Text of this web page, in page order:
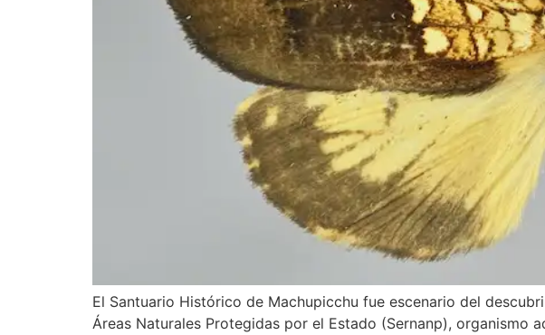
El Santuario Histórico de Machupicchu fue escenario del
Áreas Naturales Protegidas por el Estado (Sernanp), organismo